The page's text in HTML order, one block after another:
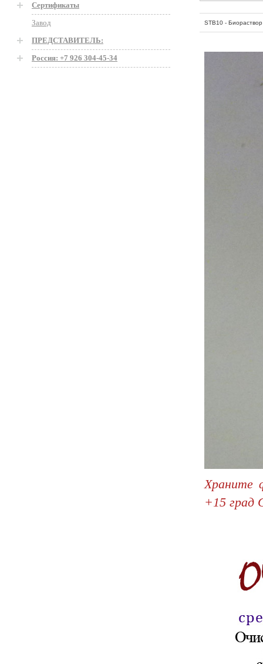
Сертификаты
Завод
ПРЕДСТАВИТЕЛЬ:
Россия: +7 926 304-45-34
STB10 -
Храните
+15 град